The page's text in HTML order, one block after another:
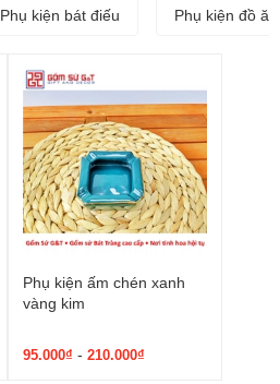
Phụ kiện bát điếu Phụ kiện đồ ăn
Phụ kiện ấm chén xanh
vàng kim
95.000₫ - 210.000₫